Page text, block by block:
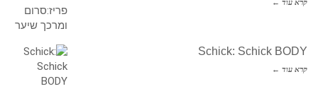
קרא עוד ←
Schick: Schick BODY
קרא עוד ←